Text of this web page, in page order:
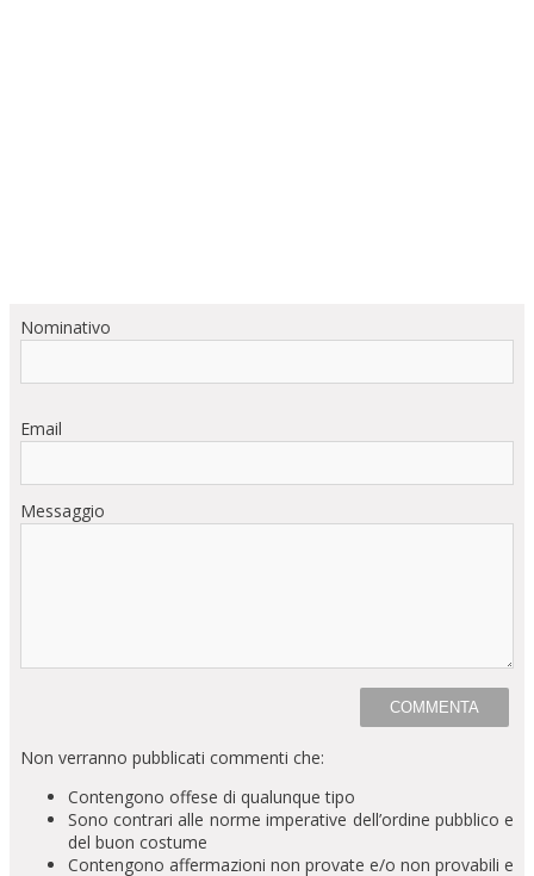
Nominativo
Email
Messaggio
Non verranno pubblicati commenti che:
Contengono offese di qualunque tipo
Sono contrari alle norme imperative dell’ordine pubblico e
del buon costume
Contengono affermazioni non provate e/o non provabili e